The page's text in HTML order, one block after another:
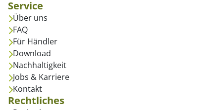
Service
Über uns
FAQ
Für Händler
Download
Nachhaltigkeit
Jobs & Karriere
Kontakt
Rechtliches